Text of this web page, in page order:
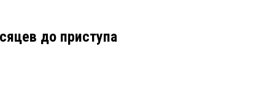
до приступа